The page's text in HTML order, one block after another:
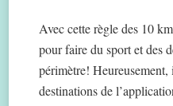
Avec cette règle des 10
pour faire du sport et des
périmètre!
destinations de